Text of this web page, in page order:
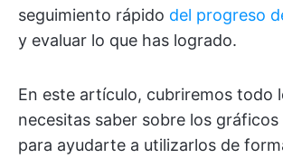
seguimiento rápido del progreso
y evaluar lo que has logrado.
En este artículo, cubriremos todo
necesitas saber sobre los gráficos
para ayudarte a utilizarlos de